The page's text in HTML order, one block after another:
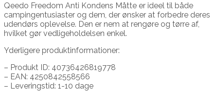
Qeedo Freedom Anti Kondens Måtte er ideel til både
campingentusiaster og dem, der ønsker at forbedre deres
udendørs oplevelse. Den er nem at rengøre og tørre af,
hvilket gør vedligeholdelsen enkel.
Yderligere produktinformationer:
– Produkt ID: 40736426819778
– EAN: 4250842558566
– Leveringstid: 1-10 dage